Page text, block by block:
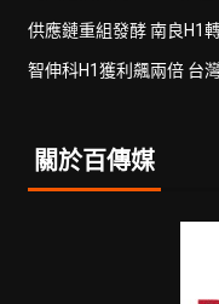
供應鏈重組發酵 南良H1
智伸科H1獲利飆兩倍 台
關於百傳媒